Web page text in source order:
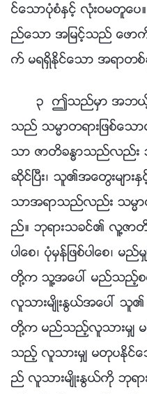
င္ေသာပုံစံႏွင့္ လုံးဝမတူေ
ည္ေသာ အျမင့္သည္ ေဖာ
က္ မရရွိႏိုင္ေသာ အရာတစ္
၃ ဤသည္မွာ အဘယ့္
သည္ သမၼာတရားျဖစ္ေ
သာ ဇာတိခႏၶာသည္လည္း
ဆိုင္ၿပီး၊ သူ၏အေတြးမ်ာ
သာအရာသည္လည္း သမၼာတ
ည္။ ဘုရားသခင္၏ လူ႔ဇာ
ပါေစ၊ ပုံမွန္ျဖစ္ပါေစ၊
တို႔က သူ႔အေပၚ မည္သည့္စ
လူသားမ်ိဳးႏြယ္အေပၚ သူ၏
တို႔က မည္သည့္လူသားမွ် မ
သည့္ လူသားမွ် မတုပႏိုင္ေ
ည္ လူသားမ်ိဳးႏြယ္ကို ဘုရာ